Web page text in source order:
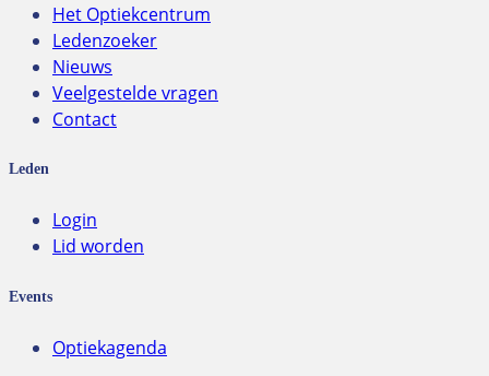
Het Optiekcentrum
Ledenzoeker
Nieuws
Veelgestelde vragen
Contact
Leden
Login
Lid worden
Events
Optiekagenda